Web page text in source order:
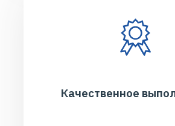
Качественное